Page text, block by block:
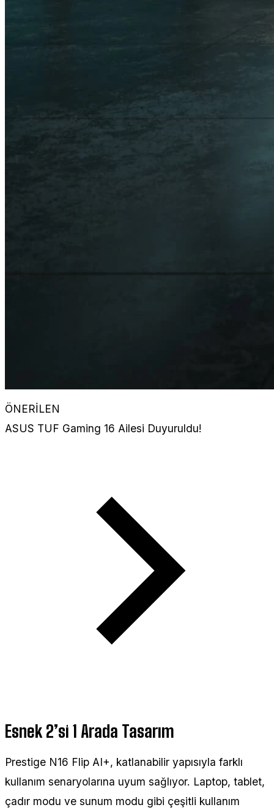
ÖNERİLEN
ASUS TUF Gaming 16 Ailesi Duyuruldu!
Esnek 2’si 1 Arada Tasarım
Prestige N16 Flip AI+, katlanabilir yapısıyla farklı
kullanım senaryolarına uyum sağlıyor. Laptop, tablet,
çadır modu ve sunum modu gibi çeşitli kullanım